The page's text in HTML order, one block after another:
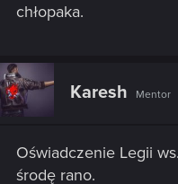
chłopaka.
Karesh Mentor
Oświadczenie Legii
środę rano.